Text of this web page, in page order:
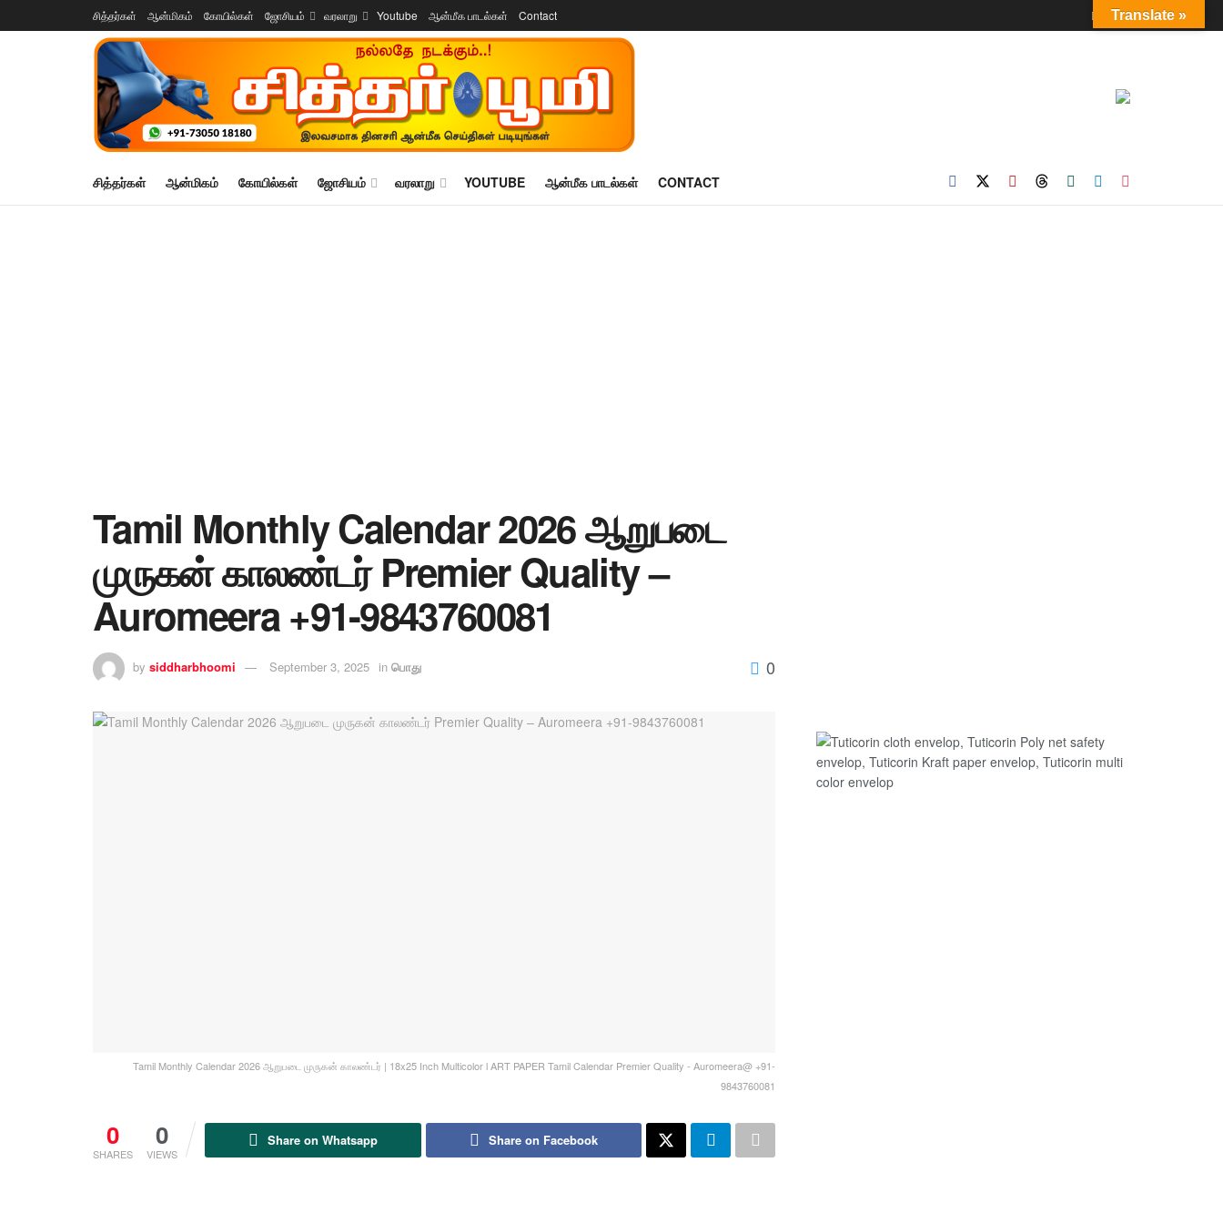
சித்தர்கள் ஆன்மிகம் கோயில்கள் ஜோசியம் வரலாறு Youtube ஆன்மீக பாடல்கள் Contact Login
சித்தர்கள் ஆன்மிகம் கோயில்கள் ஜோசியம் வரலாறு YOUTUBE ஆன்மீக பாடல்கள் CONTACT
Tamil Monthly Calendar 2026 ஆறுபடை
முருகன் காலண்டர் Premier Quality –
Auromeera +91-9843760081
by siddharbhoomi September 3, 2025 in பொது 0
Tamil Monthly Calendar 2026 ஆறுபடை முருகன் காலண்டர் | 18x25 Inch Multicolor l ART PAPER Tamil Calendar Premier Quality - Auromeera@ +91-
9843760081
0
SHARES
0
VIEWS
Share on Whatsapp Share on Facebook
Translate »